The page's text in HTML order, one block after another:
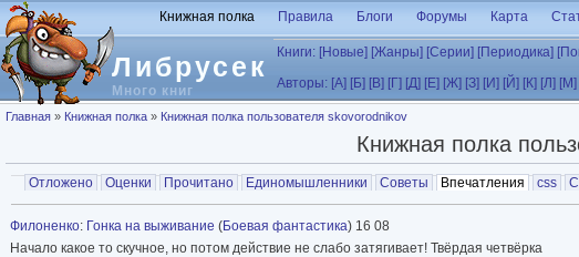
Перейти к основному содержанию
Либрусек
Много книг
Книжная полка Правила Блоги Форумы Карта
Книги: [Новые] [Жанры] [Серии] [Периодика]
Авторы: [А] [Б] [В] [Г] [Д] [Е] [Ж] [З] [И] [Й] [К] [Л] [М]
Вы здесь
Главная » Книжная полка » Книжная полка пользователя skovorodnikov
Книжная полка
Главные вкладки
Отложено Оценки Прочитано Единомышленники Советы Впечатления css
Вторичные вкладки
Филоненко: Гонка на выживание (Боевая фантастика) 16 08
Начало какое то скучное, но потом действие не слабо затягивает! Твёрдая четвёрка